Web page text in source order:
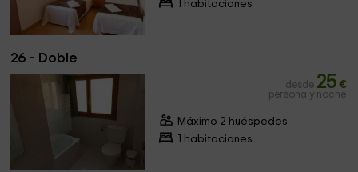
1 habitaciones
26 - Doble
desde 25 €
persona y noche
Máximo 2 huéspedes
1 habitaciones